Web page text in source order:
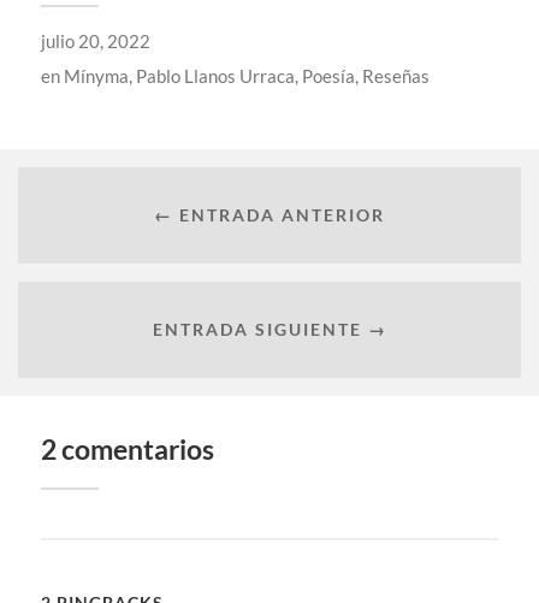
julio 20, 2022
en Mínyma, Pablo Llanos Urraca, Poesía, Reseñas
← ENTRADA ANTERIOR
ENTRADA SIGUIENTE →
2 comentarios